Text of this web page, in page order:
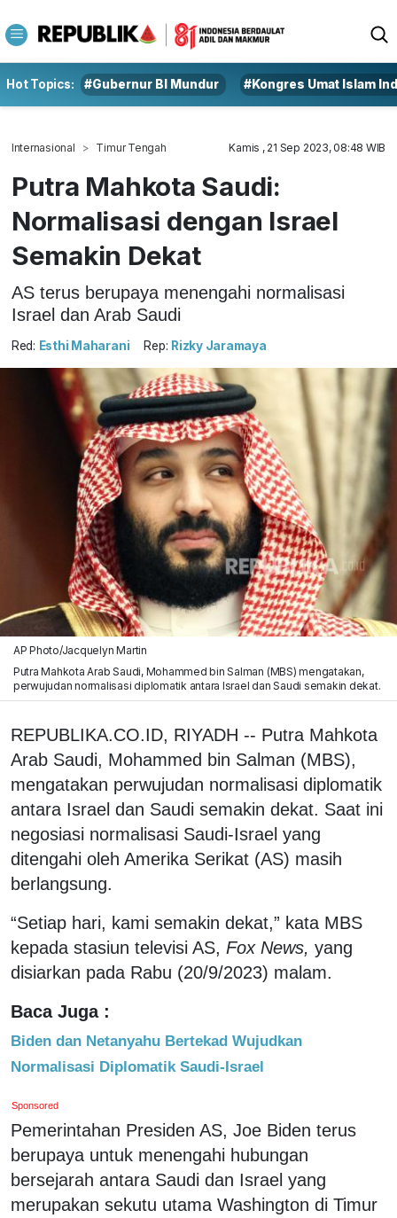
Hot Topics: #Gubernur BI Mundur #Kongres Umat Islam
Internasional Timur Tengah Kamis , 21 Sep 2023, 08:48 WIB
Putra Mahkota Saudi:
Normalisasi dengan Israel
Semakin Dekat
AS terus berupaya menengahi normalisasi
Israel dan Arab Saudi
Red: Esthi Maharani Rep: Rizky Jaramaya
AP Photo/Jacquelyn Martin
Putra Mahkota Arab Saudi, Mohammed bin Salman (MBS) mengatakan,
perwujudan normalisasi diplomatik antara Israel dan Saudi semakin dekat.
REPUBLIKA.CO.ID, RIYADH -- Putra Mahkota
Arab Saudi, Mohammed bin Salman (MBS),
mengatakan perwujudan normalisasi diplomatik
antara Israel dan Saudi semakin dekat. Saat ini
negosiasi normalisasi Saudi-Israel yang
ditengahi oleh Amerika Serikat (AS) masih
berlangsung.
“Setiap hari, kami semakin dekat,” kata MBS
kepada stasiun televisi AS, Fox News, yang
disiarkan pada Rabu (20/9/2023) malam.
Baca Juga :
Biden dan Netanyahu Bertekad Wujudkan
Normalisasi Diplomatik Saudi-Israel
Sponsored
Pemerintahan Presiden AS, Joe Biden terus
berupaya untuk menengahi hubungan
bersejarah antara Saudi dan Israel yang
merupakan sekutu utama Washington di Timur